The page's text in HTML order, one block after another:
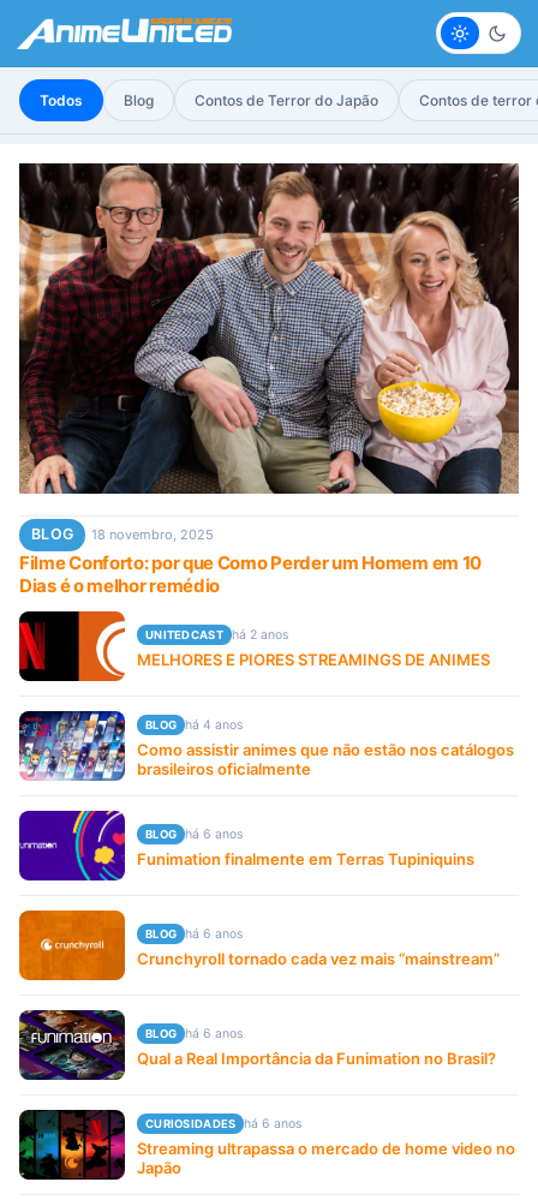
Claro
Todos Blog Contos de Terror do Japão Contos de terror
BLOG 18 novembro, 2025
Filme Conforto: por que Como Perder um Homem em 10
Dias é o melhor remédio
UNITEDCAST há 2 anos
MELHORES E PIORES STREAMINGS DE ANIMES
BLOG há 4 anos
Como assistir animes que não estão nos catálogos
brasileiros oficialmente
BLOG há 6 anos
Funimation finalmente em Terras Tupiniquins
BLOG há 6 anos
Crunchyroll tornado cada vez mais “mainstream”
BLOG há 6 anos
Qual a Real Importância da Funimation no Brasil?
CURIOSIDADES há 6 anos
Streaming ultrapassa o mercado de home video no
Japão